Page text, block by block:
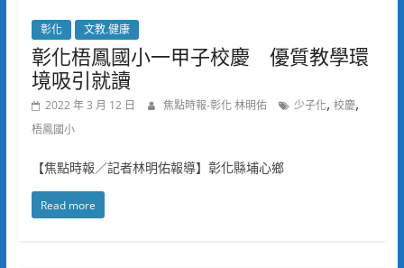
彰化 文教.健康
彰化梧鳳國小一甲子校慶 優質教學環
境吸引就讀
2022 年 3 月 12 日 焦點時報-彰化 林明佑 少子化, 校慶,
梧鳳國小
【焦點時報／記者林明佑報導】彰化縣埔心鄉
Read more